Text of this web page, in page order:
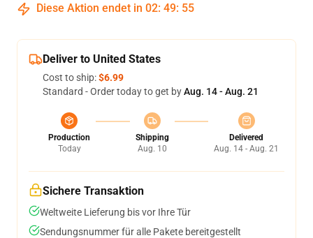
Diese Aktion endet in 02: 49: 54
Deliver to United States
Cost to ship:$6.99
Standard - Order today to get byAug. 14 - Aug. 21
Production
Today
Shipping
Aug. 10
Delivered
Aug. 14 - Aug. 21
Sichere Transaktion
Weltweite Lieferung bis vor Ihre Tür
Sendungsnummer für alle Pakete bereitgestellt